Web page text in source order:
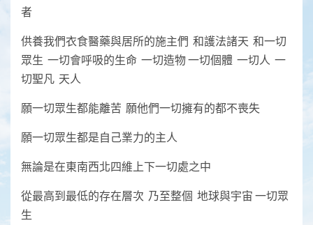
者
供養我們衣食醫藥與居所的施主們 和護法諸天 和一切
眾生 一切會呼吸的生命 一切造物 一切個體 一切人 一
切聖凡 天人
願一切眾生都能離苦 願他們一切擁有的都不喪失
願一切眾生都是自己業力的主人
無論是在東南西北四維上下一切處之中
從最高到最低的存在層次 乃至整個 地球與宇宙 一切眾
生